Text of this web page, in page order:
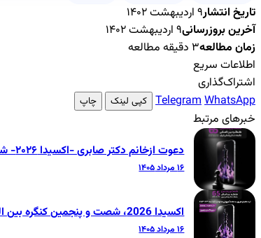
تاریخ انتشار۹ اردیبهشت ۱۴۰۲
آخرین بروزرسانی۹ اردیبهشت ۱۴۰۲
زمان مطالعه۳ دقیقه مطالعه
اطلاعات سریع
اشتراک‌گذاری
TelegramWhatsApp کپی لینک چاپ
خبرهای مرتبط
دعوت ازخانم دکتر صابری -اکسیدا ۲۰۲۶- شصت و پنجمین کنگره بین‌المللی جامعه دندانپزشکی ایران
۱۶ مرداد ۱۴۰۵
اکسیدا 2026، شصت و پنجمین کنگره بین المللی جامعه دندانپزشکی ایران
۱۶ مرداد ۱۴۰۵